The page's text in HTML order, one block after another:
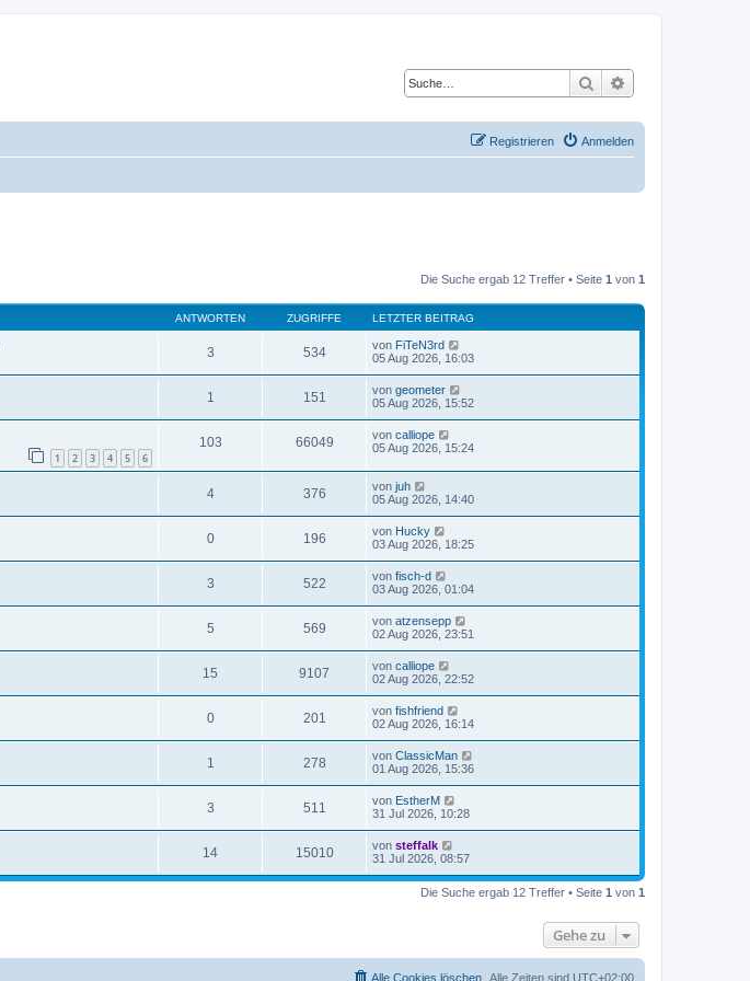
Suche
Anmelden
Registrieren
Die Suche ergab 12 Treffer • Seite 1 von 1
ANTWORTEN ZUGRIFFE LETZTER BEITRAG
3 534 von FiTeN3rd
05 Aug 2026, 16:03
1 151 von geometer
05 Aug 2026, 15:52
1 2 3 4 5 6
103 66049 von calliope
05 Aug 2026, 15:24
4 376 von juh
05 Aug 2026, 14:40
0 196 von Hucky
03 Aug 2026, 18:25
3 522 von fisch-d
03 Aug 2026, 01:04
5 569 von atzensepp
02 Aug 2026, 23:51
15 9107 von calliope
02 Aug 2026, 22:52
0 201 von fishfriend
02 Aug 2026, 16:14
1 278 von ClassicMan
01 Aug 2026, 15:36
3 511 von EstherM
31 Jul 2026, 10:28
14 15010 von steffalk
31 Jul 2026, 08:57
Die Suche ergab 12 Treffer • Seite 1 von 1
Gehe zu
Alle Zeiten sind UTC+02:00
Alle Cookies löschen